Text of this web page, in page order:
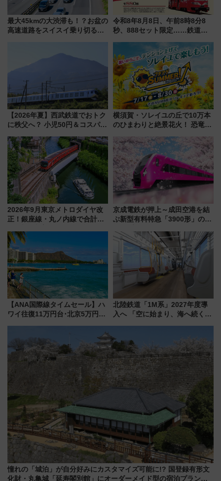
最大45kmの大渋滞も！？お盆の
高速道路をスイスイ乗り切る快
令和8年8月8日、午前8時8分8
秒、888セット限定……鉄道各
【2026年夏】西武鉄道でおトク
に秩父へ？ 小児50円＆コスパ最
族旅行！ 深夜の正丸トンネル探
検や特急ラビューも
横須賀・ソレイユの丘で10万本
のひまわりと絶景花火！ 恐竜や
帰りお出かけ最新情報（2026年
7月17日～開催）
2026年9月東京メトロダイヤ改
正！銀座線・丸ノ内線で合計
待
京成電鉄が押上～成田空港を結
ぶ新型有料特急「3900形」のコ
募集も実施
【ANA国際線タイムセール】ハ
ワイ往復11万円台･北京5万円台
ツ路線まとめ（8/10まで）
北陸鉄道「1M系」2027年度導
入へ 「空に始まり、海へ続く」
憧れの「城泊」が自分好みにカスタマイズ可能に!? 国登録有形文
化財・丸亀城「延寿閣別館」にオーダーメイド型の宿泊プランが